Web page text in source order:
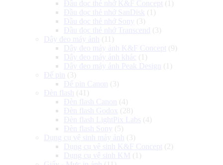
Đầu đọc thẻ nhớ K&F Concept (1)
Đầu đọc thẻ nhớ SanDisk (1)
Đầu đọc thẻ nhớ Sony (3)
Đầu đọc thẻ nhớ Transcend
(3)
Dây đeo máy ảnh
(11)
Dây đeo máy ảnh K&F Concept (9)
Dây đeo máy ảnh khác (1)
Dây đeo máy ảnh Peak Design
(1)
Đế pin
(3)
Đế pin Canon
(3)
Đèn flash
(41)
Đèn flash Canon
(4)
Đèn flash Godox (28)
Đèn flash LightPix Labs (4)
Đèn flash Sony (5)
Dụng cụ vệ sinh máy ảnh
(3)
Dụng cụ vệ sinh K&F Concept (2)
Dụng cụ vệ sinh KM (1)